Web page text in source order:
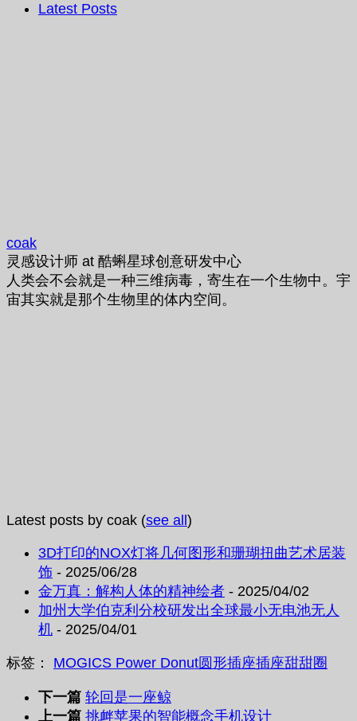
Latest Posts
coak
灵感设计师 at 酷蝌星球创意研发中心
人类会不会就是一种三维病毒，寄生在一个生物中。宇
宙其实就是那个生物里的体内空间。
Latest posts by coak (see all )
3D打印的NOX灯将几何图形和珊瑚扭曲艺术居装
饰 - 2025/06/28
金万真：解构人体的精神绘者 - 2025/04/02
加州大学伯克利分校研发出全球最小无电池无人
机 - 2025/04/01
标签： MOGICS Power Donut 圆形插座插座甜甜圈
下一篇 轮回是一座鲸
上一篇 挑衅苹果的智能概念手机设计